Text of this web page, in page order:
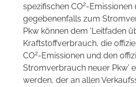
spezifischen CO2-Emissionen
gegebenenfalls zum
Pkw können dem 'Leitfaden
Kraftstoffverbrauch, die
CO2-Emissionen und den
Stromverbrauch neuer Pkw'
werden, der an allen